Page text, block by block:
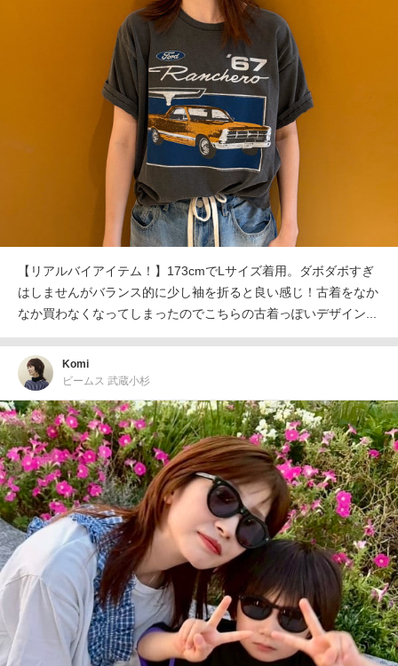
【リアルバイアイテム！】173cmでLサイズ着用。ダボダボすぎ
はしませんがバランス的に少し袖を折ると良い感じ！古着をなか
なか買わなくなってしまったのでこちらの古着っぽいデザイン...
Komi
ビームス 武蔵小杉